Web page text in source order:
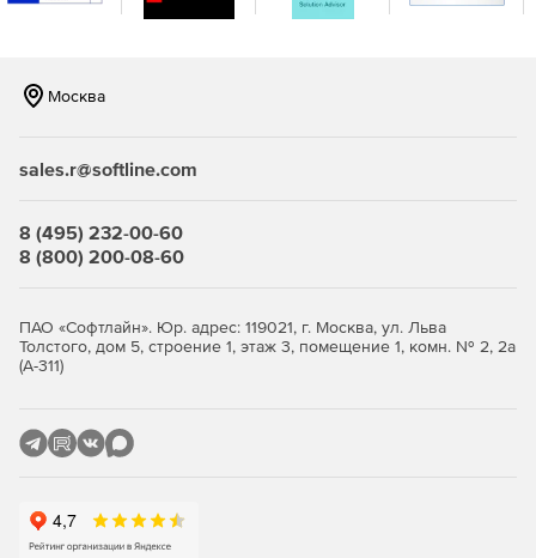
эффективность.
сотрудников, а следовательно – существенно
строй и упрощает сопровождение продукта.
Уникальные технологии обнаружения неизвестных
(при старте системы).
планировщика Windows.
Москва
sales.r@softline.com
8 (495) 232-00-60
8 (800) 200-08-60
ПАО «Софтлайн». Юр. адрес: 119021, г. Москва, ул. Льва
Толстого, дом 5, строение 1, этаж 3, помещение 1, комн. № 2, 2а
(А-311)